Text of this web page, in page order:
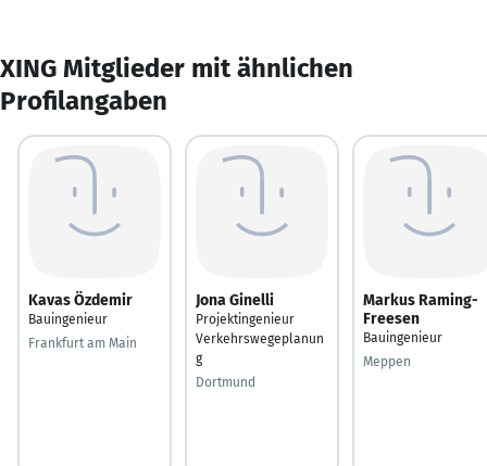
XING Mitglieder mit ähnlichen
Profilangaben
Kavas Özdemir
Bauingenieur
Frankfurt am Main
Jona Ginelli
Projektingenieur
Verkehrswegeplanun
g
Dortmund
Markus Raming-
Freesen
Bauingenieur
Meppen